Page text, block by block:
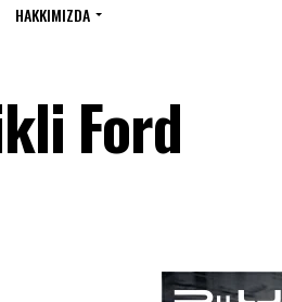
HAKKIMIZDA
Ford